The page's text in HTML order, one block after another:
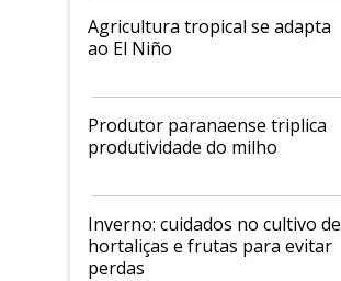
Agricultura tropical se adapta
ao El Niño
Produtor paranaense triplica
produtividade do milho
Inverno: cuidados no cultivo de
hortaliças e frutas para evitar
perdas